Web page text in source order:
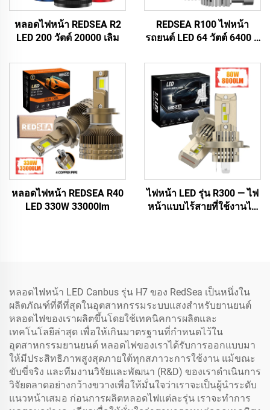
หลอดไฟหน้า REDSEA R2
LED 200 วัตต์ 20000 เลิม
REDSEA R100 ไฟหน้า
รถยนต์ LED 64 วัตต์ 6400 ลู
หลอดไฟหน้า REDSEA R40
LED 330W 33000lm
ไฟหน้า LED รุ่น R300 — ไฟ
หน้าแบบไร้สายที่ใช้งานได้
หลอดไฟหน้า LED Canbus รุ่น H7 ของ RedSea เป็นหนึ่งใน
ผลิตภัณฑ์ที่ดีที่สุดในอุตสาหกรรมระบบแสงสำหรับยานยนต์
หลอดไฟของเราผลิตขึ้นโดยใช้เทคนิคการผลิตและ
เทคโนโลยีล่าสุด เพื่อให้เกินมาตรฐานที่กำหนดไว้ใน
อุตสาหกรรมยานยนต์ หลอดไฟของเราได้รับการออกแบบมา
ให้มีประสิทธิภาพสูงสุดภายใต้ทุกสภาวะการใช้งาน แม้ขณะ
ขับขี่จริง และทีมงานวิจัยและพัฒนา (R&D) ของเราดำเนินการ
วิจัยตลาดอย่างกว้างขวางเพื่อให้มั่นใจว่าเราจะเป็นผู้นำระดับ
แนวหน้าเสมอ ก่อนการผลิตหลอดไฟแต่ละรุ่น เราจะทำการ